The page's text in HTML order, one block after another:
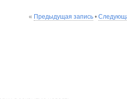
« Предыдущая запись•